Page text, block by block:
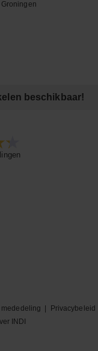
Groningen
beschikbaar!
Privacybeleid
INDI